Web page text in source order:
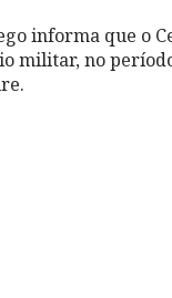
informa que o
militar, no